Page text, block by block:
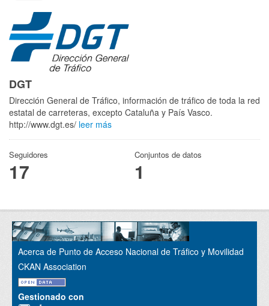
DGT
Dirección General de Tráfico, información de tráfico de toda la red
estatal de carreteras, excepto Cataluña y País Vasco.
http://www.dgt.es/ leer más
Seguidores
17
Conjuntos de datos
1
Acerca de Punto de Acceso Nacional de Tráfico y Movilidad
CKAN Association
Gestionado con